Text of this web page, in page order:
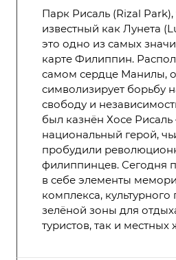
Парк Рисаль (Rizal
известный как Лунета
это одно из самых
карте Филиппин.
самом сердце Манилы,
символизирует борьбу
свободу и
был казнён Хосе
национальный герой,
пробудили
филиппинцев. Сегодня
в себе элементы
комплекса, культурного
зелёной зоны для
туристов, так и местных